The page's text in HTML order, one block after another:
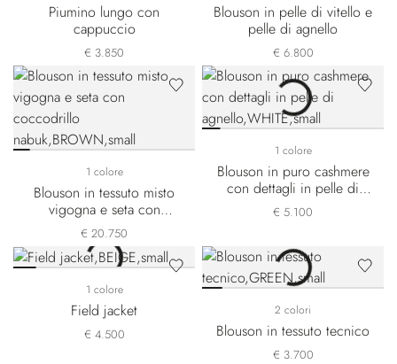
Piumino lungo con
cappuccio
€ 3.850
Blouson in pelle di vitello e
pelle di agnello
€ 6.800
1 colore
Blouson in tessuto misto
vigogna e seta con
coccodrillo nabuk
€ 20.750
1 colore
Blouson in puro cashmere
con dettagli in pelle di
agnello
€ 5.100
1 colore
Field jacket
€ 4.500
2 colori
Blouson in tessuto tecnico
€ 3.700